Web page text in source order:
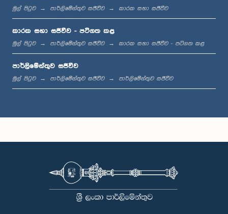
ප.ව. 1:00 - ප.ව. 1:19
ප.ව. 1:19 - ප.ව. 1:31
ප.ව. 1:38 - ප.ව. 1:49
මුල් පිටුව පාර්ලිමේන්තුව සජීවීව කාරක සභා සජීවීව
කාරක සභා සජීවීව - පටිගත කළ
මුල් පිටුව පාර්ලිමේන්තුව සජීවීව කාරක සභා සජීවීව - පටිගත කළ
පාර්ලිමේන්තුව සජීවීව
මුල් පිටුව පාර්ලිමේන්තුව සජීවීව පාර්ලිමේන්තුව සජීවීව